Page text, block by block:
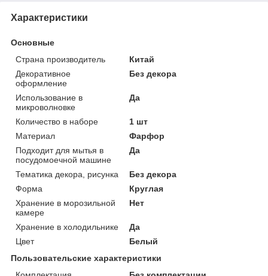
Характеристики
Основные
Страна производитель
Китай
Декоративное
оформление
Без декора
Использование в
микроволновке
Да
Количество в наборе
1 шт
Материал
Фарфор
Подходит для мытья в
посудомоечной машине
Да
Тематика декора, рисунка
Без декора
Форма
Круглая
Хранение в морозильной
камере
Нет
Хранение в холодильнике
Да
Цвет
Белый
Пользовательские характеристики